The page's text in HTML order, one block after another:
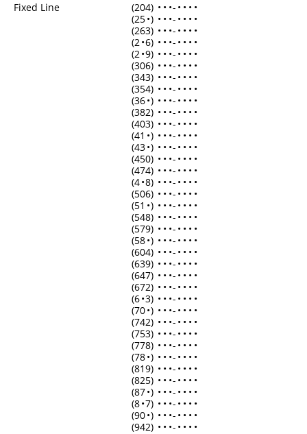
Fixed Line
(204) • • •- • • • •
(25•) • • •- • • • •
(263) • • •- • • • •
(2•6) • • •- • • • •
(2•9) • • •- • • • •
(306) • • •- • • • •
(343) • • •- • • • •
(354) • • •- • • • •
(36•) • • •- • • • •
(382) • • •- • • • •
(403) • • •- • • • •
(41 •) • • •- • • • •
(43•) • • •- • • • •
(450) • • •- • • • •
(474) • • •- • • • •
(4•8) • • •- • • • •
(506) • • •- • • • •
(51 •) • • •- • • • •
(548) • • •- • • • •
(579) • • •- • • • •
(58•) • • •- • • • •
(604) • • •- • • • •
(639) • • •- • • • •
(647) • • •- • • • •
(672) • • •- • • • •
(6•3) • • •- • • • •
(70•) • • •- • • • •
(742) • • •- • • • •
(753) • • •- • • • •
(778) • • •- • • • •
(78•) • • •- • • • •
(819) • • •- • • • •
(825) • • •- • • • •
(87•) • • •- • • • •
(8•7) • • •- • • • •
(90•) • • •- • • • •
(942) • • •- • • • •